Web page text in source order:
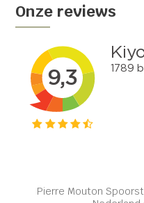
Onze reviews
Pierre Mouton